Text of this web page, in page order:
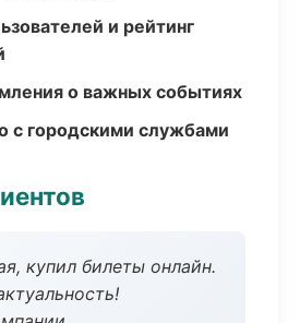
и рейтинг
о важных событиях
с городскими службами
купил билеты онлайн.